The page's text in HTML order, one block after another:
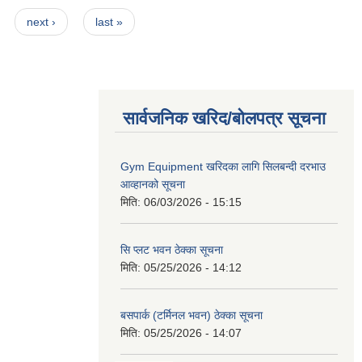
next › last »
सार्वजनिक खरिद/बोलपत्र सूचना
Gym Equipment खरिदका लागि सिलबन्दी दरभाउ
आव्हानको सूचना
मिति: 06/03/2026 - 15:15
सि प्लट भवन ठेक्का सूचना
मिति: 05/25/2026 - 14:12
बसपार्क (टर्मिनल भवन) ठेक्का सूचना
मिति: 05/25/2026 - 14:07